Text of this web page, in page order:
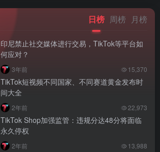
日榜 周榜 月榜
印尼禁止社交媒体进行交易，TikTok等平台如
何应对？
3年前 15,370
TikTok短视频不同国家、不同赛道黄金发布时
间大全
2年前 22,973
TikTok Shop加强监管：违规分达48分将面临
永久停权
2年前 13,988